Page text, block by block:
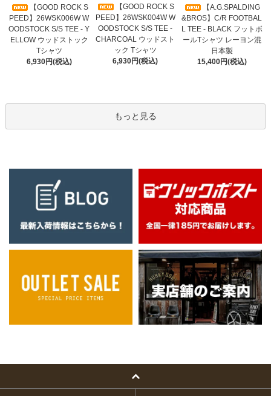
【GOOD ROCK S
PEED】26WSK006W W
OODSTOCK S/S TEE - Y
ELLOW ウッドストック
Tシャツ
6,930円(税込)
【GOOD ROCK S
PEED】26WSK004W W
OODSTOCK S/S TEE -
CHARCOAL ウッドスト
ック Tシャツ
6,930円(税込)
【A.G.SPALDING
&BROS】C/R FOOTBAL
L TEE - BLACK フットボ
ールTシャツ レーヨン混
日本製
15,400円(税込)
もっと見る